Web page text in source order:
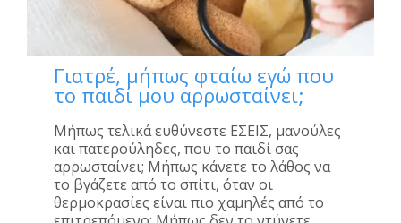
Γιατρέ, μήπως φταίω εγώ που
το παιδί μου αρρωσταίνει;
Μήπως τελικά ευθύνεστε ΕΣΕΙΣ, μανούλες
και πατερούληδες, που το παιδί σας
αρρωσταίνει; Μήπως κάνετε το λάθος να
το βγάζετε από το σπίτι, όταν οι
θερμοκρασίες είναι πιο χαμηλές από το